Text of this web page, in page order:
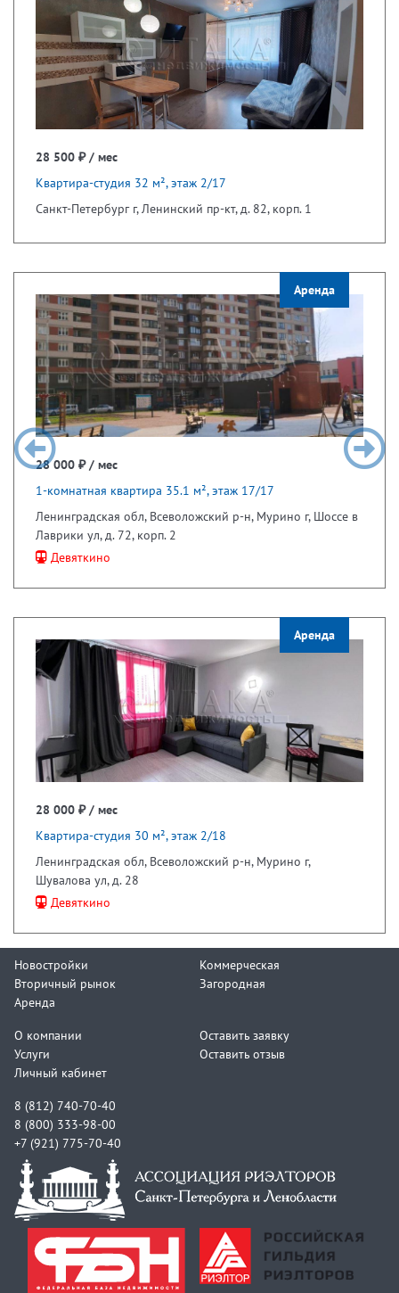
28 500 ₽ / мес
Квартира-студия 32 м², этаж 2/17
Санкт-Петербург г, Ленинский пр-кт, д. 82, корп. 1
Аренда
28 000 ₽ / мес
1-комнатная квартира 35.1 м², этаж 17/17
Ленинградская обл, Всеволожский р-н, Мурино г, Шоссе в
Лаврики ул, д. 72, корп. 2
Девяткино
Аренда
28 000 ₽ / мес
Квартира-студия 30 м², этаж 2/18
Ленинградская обл, Всеволожский р-н, Мурино г,
Шувалова ул, д. 28
Девяткино
Новостройки
Вторичный рынок
Аренда
Коммерческая
Загородная
О компании
Услуги
Личный кабинет
Оставить заявку
Оставить отзыв
8 (812) 740-70-40
8 (800) 333-98-00
+7 (921) 775-70-40